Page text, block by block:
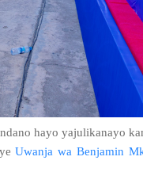
hayo yajulikanayo
Uwanja wa Benjamin